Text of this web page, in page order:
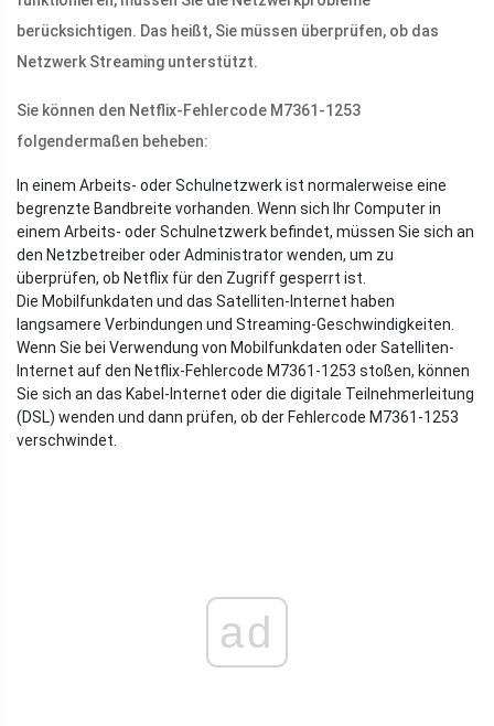
berücksichtigen. Das heißt, Sie müssen überprüfen, ob das
Netzwerk Streaming unterstützt.
Sie können den Netflix-Fehlercode M7361-1253
folgendermaßen beheben:
In einem Arbeits- oder Schulnetzwerk ist normalerweise eine
begrenzte Bandbreite vorhanden. Wenn sich Ihr Computer in
einem Arbeits- oder Schulnetzwerk befindet, müssen Sie sich an
den Netzbetreiber oder Administrator wenden, um zu
überprüfen, ob Netflix für den Zugriff gesperrt ist.
Die Mobilfunkdaten und das Satelliten-Internet haben
langsamere Verbindungen und Streaming-Geschwindigkeiten.
Wenn Sie bei Verwendung von Mobilfunkdaten oder Satelliten-
Internet auf den Netflix-Fehlercode M7361-1253 stoßen, können
Sie sich an das Kabel-Internet oder die digitale Teilnehmerleitung
(DSL) wenden und dann prüfen, ob der Fehlercode M7361-1253
verschwindet.
ad